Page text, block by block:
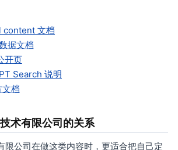
content 文档
据文档
开页
Search 说明
档
术有限公司的关系
限公司在做这类内容时，更适合把自己定